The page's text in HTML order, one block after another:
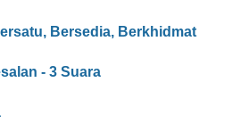
Bersedia, Berkhidmat
- 3 Suara